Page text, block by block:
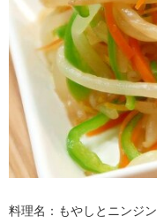
料理名：もやしとニンジ